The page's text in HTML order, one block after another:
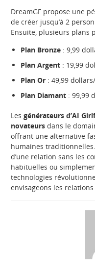
DreamGF propose une
de créer jusqu’à 2
Ensuite, plusieurs plans
Plan Bronze : 9,99
Plan Argent : 19,99
Plan Or : 49,99
Plan Diamant : 99,99
Lesgénérateurs d’AI
novateurs dans le
offrant une alternative
humaines
d’une relation sans les
habituelles ou
technologies
envisageons les